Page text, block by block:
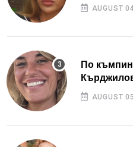
AUGUST
По
AUGUST